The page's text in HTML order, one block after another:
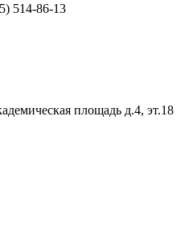
514-86-13
площадь д.4, эт.18